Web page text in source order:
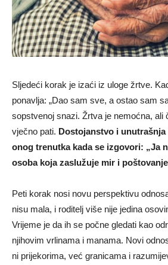
Sljedeći korak je izaći iz uloge žrtve.
ponavlja: „Dao sam sve, a ostao sam
sopstvenoj snazi. Žrtva je nemoćna, ali
vječno pati. Dostojanstvo i
onog trenutka kada se izgovori: „Ja
osoba koja zaslužuje mir i
Peti korak nosi novu perspektivu
nisu mala, i roditelj više nije jedina
Vrijeme je da ih se počne gledati kao
njihovim vrlinama i manama. Novi
ni prijekorima, već granicama i